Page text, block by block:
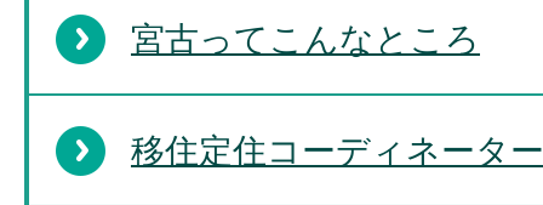
宮古ってこんなところ
移住定住コーディネータ